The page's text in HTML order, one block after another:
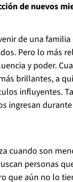
de nuevos
de una
Pero lo más
y poder.
brillantes, a
influyentes.
ingresan
cuando son
personas
que aún no lo